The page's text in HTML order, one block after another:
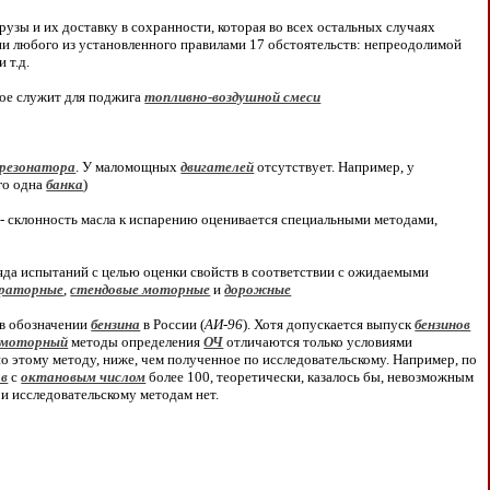
и их доставку в сохранности, которая во всех остальных случаях
из установленного правилами 17 обстоятельств: непреодолимой
т.д.
служит для поджигатопливно-воздушной смеси
резонатора. У маломощныхдвигателей отсутствует. Например, у
однабанка)
склонность масла к испарению оценивается специальными методами,
испытаний с целью оценки свойств в соответствии с ожидаемыми
,стендовые моторные идорожные
обозначениибензина в России (АИ-96). Хотя допускается выпускбензинов
моторный методы определенияОЧ отличаются только условиями
этому методу, ниже, чем полученное по исследовательскому. Например, по
соктановым числом более 100, теоретически, казалось бы, невозможным
исследовательскому методам нет.